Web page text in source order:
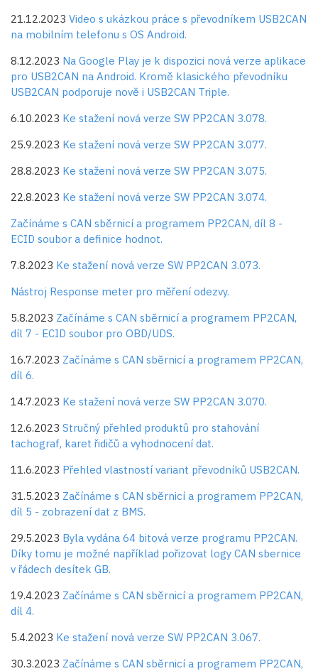
21.12.2023 Video s ukázkou práce s převodníkem USB2CAN
na mobilním telefonu s OS Android.
8.12.2023 Na Google Play je k dispozici nová verze aplikace
pro USB2CAN na Android. Kromě klasického převodníku
USB2CAN podporuje nově i USB2CAN Triple.
6.10.2023 Ke stažení nová verze SW PP2CAN 3.078.
25.9.2023 Ke stažení nová verze SW PP2CAN 3.077.
28.8.2023 Ke stažení nová verze SW PP2CAN 3.075.
22.8.2023 Ke stažení nová verze SW PP2CAN 3.074.
Začínáme s CAN sběrnicí a programem PP2CAN, díl 8 -
ECID soubor a definice hodnot.
7.8.2023 Ke stažení nová verze SW PP2CAN 3.073.
Nástroj Response meter pro měření odezvy.
5.8.2023 Začínáme s CAN sběrnicí a programem PP2CAN,
díl 7 - ECID soubor pro OBD/UDS.
16.7.2023 Začínáme s CAN sběrnicí a programem PP2CAN,
díl 6.
14.7.2023 Ke stažení nová verze SW PP2CAN 3.070.
12.6.2023 Stručný přehled produktů pro stahování
tachograf, karet řidičů a vyhodnocení dat.
11.6.2023 Přehled vlastností variant převodníků USB2CAN.
31.5.2023 Začínáme s CAN sběrnicí a programem PP2CAN,
díl 5 - zobrazení dat z BMS.
29.5.2023 Byla vydána 64 bitová verze programu PP2CAN.
Díky tomu je možné například pořizovat logy CAN sbernice
v řádech desítek GB.
19.4.2023 Začínáme s CAN sběrnicí a programem PP2CAN,
díl 4.
5.4.2023 Ke stažení nová verze SW PP2CAN 3.067.
30.3.2023 Začínáme s CAN sběrnicí a programem PP2CAN,